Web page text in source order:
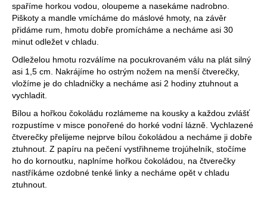
spaříme horkou vodou, oloupeme a nasekáme nadrobno.
Piškoty a mandle vmícháme do máslové hmoty, na závěr
přidáme rum, hmotu dobře promícháme a necháme asi 30
minut odležet v chladu.
Odleželou hmotu rozválíme na pocukrovaném válu na plát silný
asi 1,5 cm. Nakrájíme ho ostrým nožem na menší čtverečky,
vložíme je do chladničky a necháme asi 2 hodiny ztuhnout a
vychladit.
Bílou a hořkou čokoládu rozlámeme na kousky a každou zvlášť
rozpustíme v misce ponořené do horké vodní lázně. Vychlazené
čtverečky přelijeme nejprve bílou čokoládou a necháme ji dobře
ztuhnout. Z papíru na pečení vystřihneme trojúhelník, stočíme
ho do kornoutku, naplníme hořkou čokoládou, na čtverečky
nastříkáme ozdobné tenké linky a necháme opět v chladu
ztuhnout.